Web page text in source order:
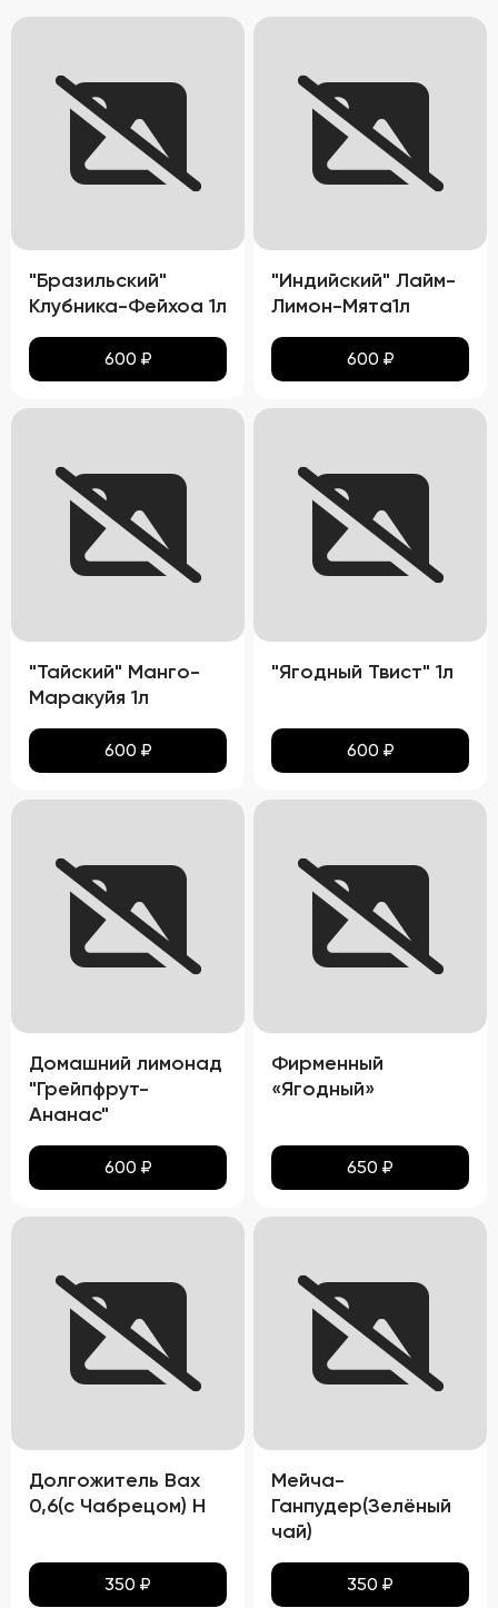
"Бразильский"
Клубника-Фейхоа 1л
600 ₽
"Индийский" Лайм-
Лимон-Мята1л
600 ₽
"Тайский" Манго-
Маракуйя 1л
600 ₽
"Ягодный Твист" 1л
600 ₽
Домашний лимонад
"Грейпфрут-
Ананас"
600 ₽
Фирменный
«Ягодный»
650 ₽
Долгожитель Вах
0,6(с Чабрецом) Н
350 ₽
Мейча-
Ганпудер(Зелёный
чай)
350 ₽